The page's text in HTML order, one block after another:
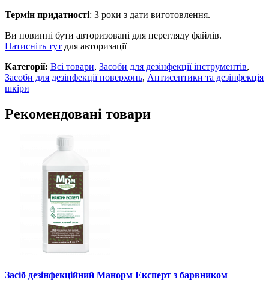
Термін придатності: 3 роки з дати виготовлення.
Ви повинні бути авторизовані для перегляду файлів.
Натисніть тут для авторизації
Категорії: Всі товари, Засоби для дезінфекції інструментів,
Засоби для дезінфекції поверхонь, Антисептики та дезінфекція
шкіри
Рекомендовані товари
Засіб дезінфекційний Манорм Експерт з барвником